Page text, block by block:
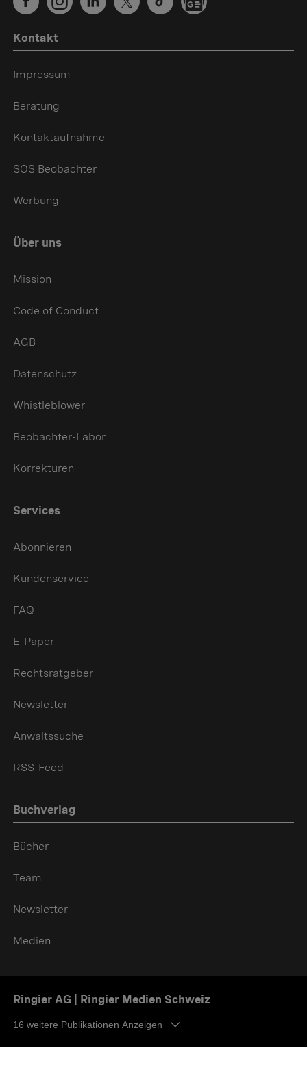
Kontakt
Impressum
Beratung
Kontaktaufnahme
SOS Beobachter
Werbung
Über uns
Mission
Code of Conduct
AGB
Datenschutz
Whistleblower
Beobachter-Labor
Korrekturen
Services
Abonnieren
Kundenservice
FAQ
E-Paper
Rechtsratgeber
Newsletter
Anwaltssuche
RSS-Feed
Buchverlag
Bücher
Team
Newsletter
Medien
Ringier AG | Ringier Medien Schweiz
16 weitere Publikationen Anzeigen